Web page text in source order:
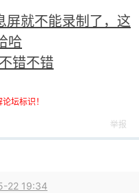
就不能录制了，这
哈
错不错
坛标识！
举报
22 19:34